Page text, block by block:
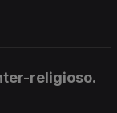
religioso.